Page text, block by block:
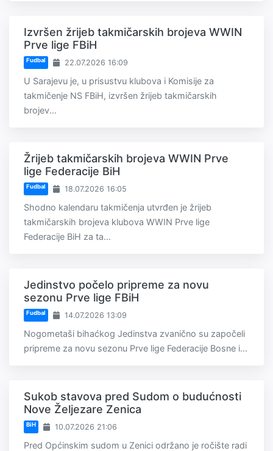
Izvršen žrijeb takmičarskih brojeva WWIN
Prve lige FBiH
Fudbal 22.07.2026 16:09
U Sarajevu je, u prisustvu klubova i Komisije za
takmičenje NS FBiH, izvršen žrijeb takmičarskih
brojev...
Žrijeb takmičarskih brojeva WWIN Prve
lige Federacije BiH
Fudbal 18.07.2026 16:05
Shodno kalendaru takmičenja utvrđen je žrijeb
takmičarskih brojeva klubova WWIN Prve lige
Federacije BiH za ta...
Jedinstvo počelo pripreme za novu
sezonu Prve lige FBiH
Fudbal 14.07.2026 13:09
Nogometaši bihaćkog Jedinstva zvanično su započeli
pripreme za novu sezonu Prve lige Federacije Bosne i...
Sukob stavova pred Sudom o budućnosti
Nove Željezare Zenica
BiH 10.07.2026 21:06
Pred Općinskim sudom u Zenici održano je ročište radi